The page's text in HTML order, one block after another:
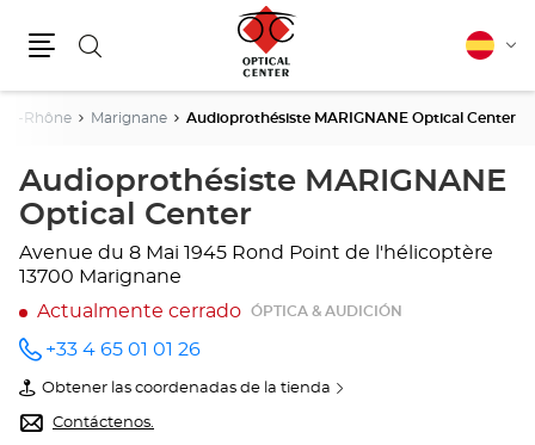
Buscar Español
Rhône Marignane Audioprothésiste MARIGNANE Optical Center
Audioprothésiste MARIGNANE
Optical Center
Avenue du 8 Mai 1945 Rond Point de l'hélicoptère
13700 Marignane
Actualmente cerrado
ÓPTICA & AUDICIÓN
número
de
teléfono
+33 4 65 01 01 26
Obtener las coordenadas de la tienda
de
Audioprothésiste
MARIGNANE
Contáctenos.